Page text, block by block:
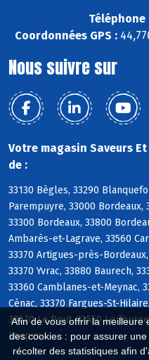
Afin de vous offrir la meilleure
des cookies : pour assurer
récolter des statistiques afin
Téléphone
Coordonnées GPS :
Nous suivre sur
Votre magasin Saveurs
de :
33130 Bègles, 33290
Parempuyre, 33000 Bordeaux,
33300 Bordeaux, 33800
Ambarès-et-Lagrave, 33560
33370 Artigues-près-
33370 Yvrac, 33880 Baurech,
33360 Camblanes-et-Meynac,
Cénac, 33370 Fargues-St-
33670 Le Pout, 33550 Le
Loupes